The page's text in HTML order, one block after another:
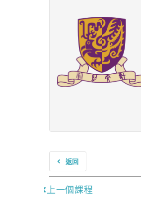
返回
上一個課程